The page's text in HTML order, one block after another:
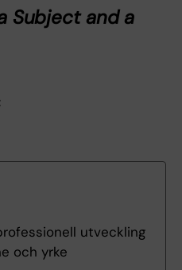
Subject and a
utveckling
och yrke